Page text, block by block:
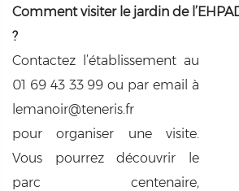
Comment visiter le jardin de
?
Contactez l’établissement au
01 69 43 33 99 ou par email à
lemanoir@teneris.fr
pour organiser une visite.
Vous pourrez découvrir le
parc centenaire,